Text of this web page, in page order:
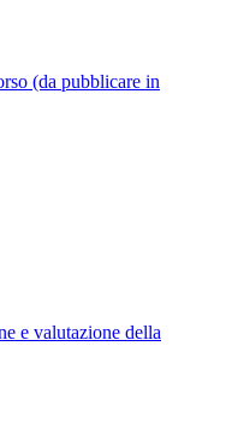
(da pubblicare in
e valutazione della